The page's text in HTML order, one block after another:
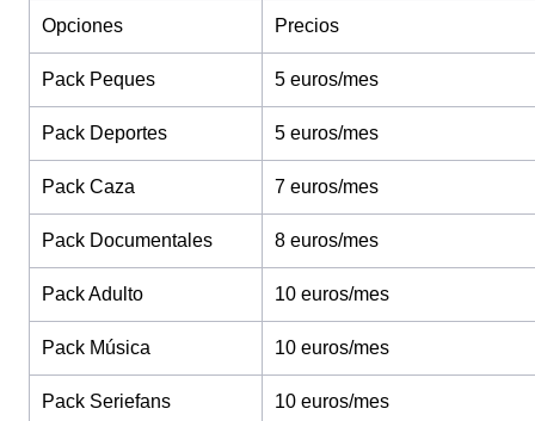
Opciones Precios
Pack Peques 5 euros/mes
Pack Deportes 5 euros/mes
Pack Caza 7 euros/mes
Pack Documentales 8 euros/mes
Pack Adulto 10 euros/mes
Pack Música 10 euros/mes
Pack Seriefans 10 euros/mes